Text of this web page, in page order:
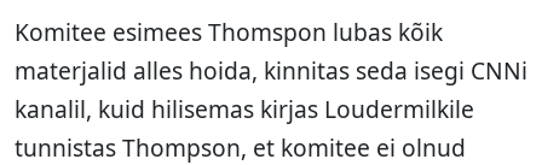
Komitee esimees Thomspon lubas kõik
materjalid alles hoida, kinnitas seda isegi CNNi
kanalil, kuid hilisemas kirjas Loudermilkile
tunnistas Thompson, et komitee ei olnud